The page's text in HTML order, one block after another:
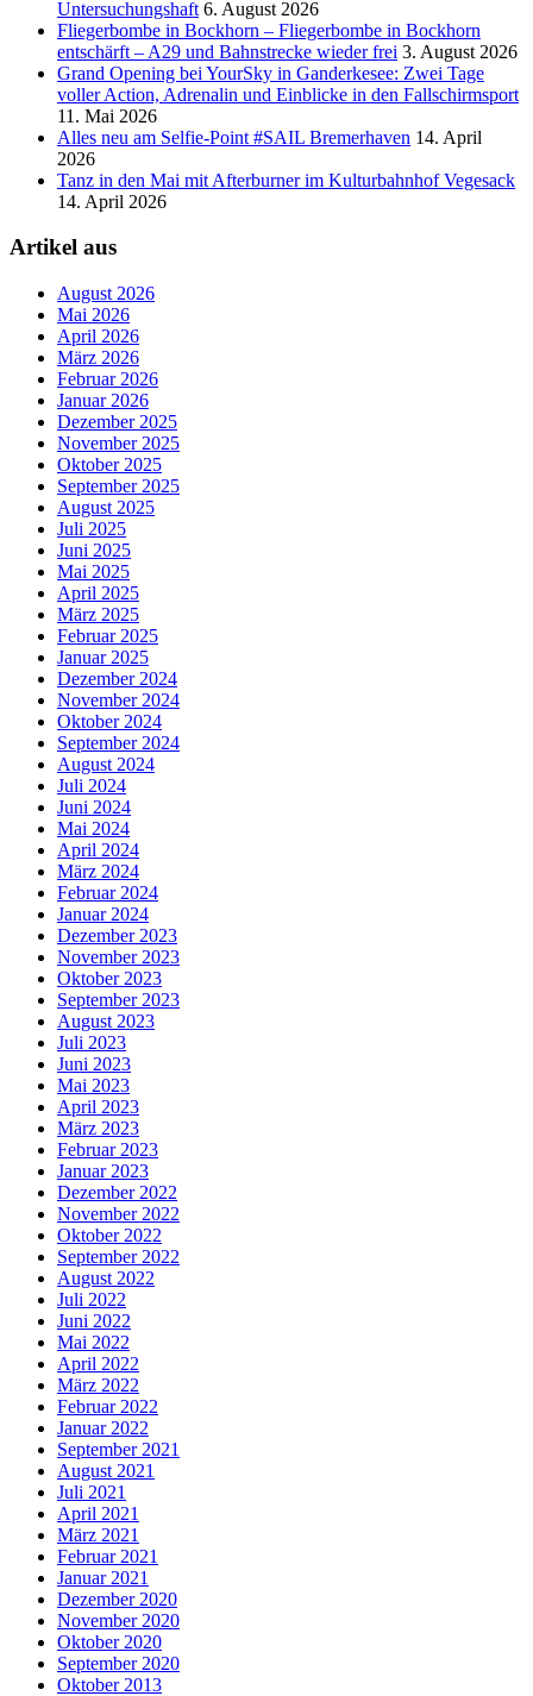
Untersuchungshaft 6. August 2026
Fliegerbombe in Bockhorn – Fliegerbombe in Bockhorn
entschärft – A29 und Bahnstrecke wieder frei 3. August 2026
Grand Opening bei YourSky in Ganderkesee: Zwei Tage
voller Action, Adrenalin und Einblicke in den Fallschirmsport
11. Mai 2026
Alles neu am Selfie-Point #SAIL Bremerhaven 14. April
2026
Tanz in den Mai mit Afterburner im Kulturbahnhof Vegesack
14. April 2026
Artikel aus
August 2026
Mai 2026
April 2026
März 2026
Februar 2026
Januar 2026
Dezember 2025
November 2025
Oktober 2025
September 2025
August 2025
Juli 2025
Juni 2025
Mai 2025
April 2025
März 2025
Februar 2025
Januar 2025
Dezember 2024
November 2024
Oktober 2024
September 2024
August 2024
Juli 2024
Juni 2024
Mai 2024
April 2024
März 2024
Februar 2024
Januar 2024
Dezember 2023
November 2023
Oktober 2023
September 2023
August 2023
Juli 2023
Juni 2023
Mai 2023
April 2023
März 2023
Februar 2023
Januar 2023
Dezember 2022
November 2022
Oktober 2022
September 2022
August 2022
Juli 2022
Juni 2022
Mai 2022
April 2022
März 2022
Februar 2022
Januar 2022
September 2021
August 2021
Juli 2021
April 2021
März 2021
Februar 2021
Januar 2021
Dezember 2020
November 2020
Oktober 2020
September 2020
Oktober 2013